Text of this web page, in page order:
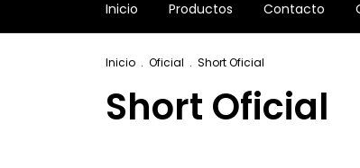
Inicio Productos Contacto
Inicio . Oficial . Short Oficial
Short Oficial